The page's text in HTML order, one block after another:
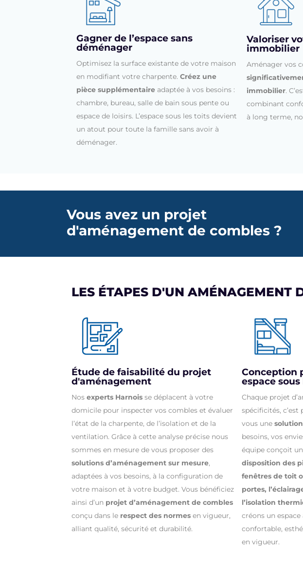
Gagner de l’espace sans
déménager
Optimisez la surface existante de votre maison
en modifiant votre charpente. Créez une
pièce supplémentaire adaptée à vos besoins :
chambre, bureau, salle de bain sous pente ou
espace de loisirs. L’espace sous les toits devient
un atout pour toute la famille sans avoir à
déménager.
Valoriser
immobilier
Aménager vos
immobilier.
combinant
à long terme,
Vous avez un projet
d'aménagement de combles ?
LES ÉTAPES D'UN AMÉNAGEMENT
Étude de faisabilité du projet
d'aménagement
Nos experts Harnois se déplacent à votre
domicile pour inspecter vos combles et évaluer
l’état de la charpente, de l’isolation et de la
ventilation. Grâce à cette analyse précise nous
sommes en mesure de vous proposer des
solutions d’aménagement sur mesure,
adaptées à vos besoins, à la configuration de
votre maison et à votre budget. Vous bénéficiez
ainsi d’un projet d’aménagement de combles
conçu dans le respect des normes en vigueur,
alliant qualité, sécurité et durabilité.
Conception
espace
Chaque projet
spécificités,
vous une
besoins, vos
équipe conçoit un
disposition des
fenêtres de toit
portes,
l’isolation
créons un
confortable,
en vigueur.